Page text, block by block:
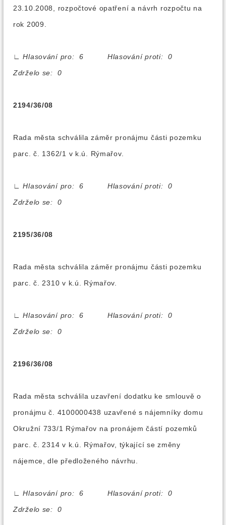
23.10.2008, rozpočtové opatření a návrh rozpočtu na
rok 2009.
∟
Hlasování pro: 6 Hlasování proti: 0
Zdrželo se: 0
2194/36/08
Rada města schválila záměr pronájmu části pozemku
parc. č. 1362/1 v k.ú. Rýmařov.
∟
Hlasování pro: 6 Hlasování proti: 0
Zdrželo se: 0
2195/36/08
Rada města schválila záměr pronájmu části pozemku
parc. č. 2310 v k.ú. Rýmařov.
∟
Hlasování pro: 6 Hlasování proti: 0
Zdrželo se: 0
2196/36/08
Rada města schválila uzavření dodatku ke smlouvě o
pronájmu č. 4100000438 uzavřené s nájemníky domu
Okružní 733/1 Rýmařov na pronájem částí pozemků
parc. č. 2314 v k.ú. Rýmařov, týkající se změny
nájemce, dle předloženého návrhu.
∟
Hlasování pro: 6 Hlasování proti: 0
Zdrželo se: 0